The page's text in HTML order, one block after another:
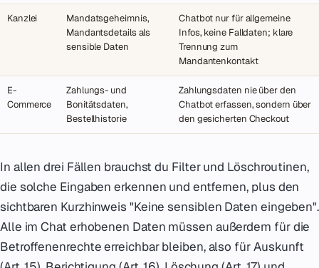
Kanzlei
Mandatsgeheimnis,
Mandantsdetails als
sensible Daten
Chatbot nur für allgemeine
Infos, keine Falldaten; klare
Trennung zum
Mandantenkontakt
E-
Commerce
Zahlungs- und
Bonitätsdaten,
Bestellhistorie
Zahlungsdaten nie über den
Chatbot erfassen, sondern über
den gesicherten Checkout
In allen drei Fällen brauchst du Filter und Löschroutinen,
die solche Eingaben erkennen und entfernen, plus den
sichtbaren Kurzhinweis "Keine sensiblen Daten eingeben".
Alle im Chat erhobenen Daten müssen außerdem für die
Betroffenenrechte erreichbar bleiben, also für Auskunft